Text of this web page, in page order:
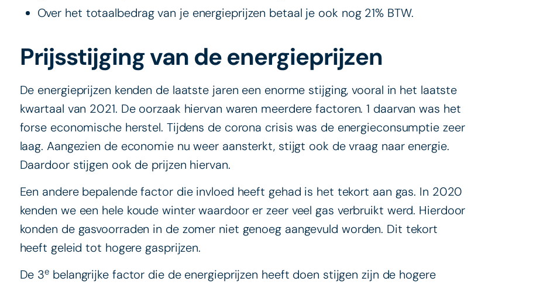
Over het totaalbedrag van je energieprijzen betaal je ook nog 21% BTW.
Prijsstijging van de energieprijzen
De energieprijzen kenden de laatste jaren een enorme stijging, vooral in het laatste
kwartaal van 2021. De oorzaak hiervan waren meerdere factoren. 1 daarvan was het
forse economische herstel. Tijdens de corona crisis was de energieconsumptie zeer
laag. Aangezien de economie nu weer aansterkt, stijgt ook de vraag naar energie.
Daardoor stijgen ook de prijzen hiervan.
Een andere bepalende factor die invloed heeft gehad is het tekort aan gas. In 2020
kenden we een hele koude winter waardoor er zeer veel gas verbruikt werd. Hierdoor
konden de gasvoorraden in de zomer niet genoeg aangevuld worden. Dit tekort
heeft geleid tot hogere gasprijzen.
De 3e belangrijke factor die de energieprijzen heeft doen stijgen zijn de hogere